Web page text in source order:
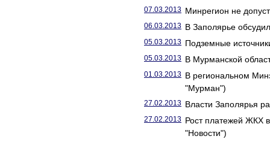
07.03.2013 Минрегион не
06.03.2013 В Заполярье
05.03.2013 Подземные
05.03.2013 В Мурманской
01.03.2013 В региональном
"Мурман")
27.02.2013 Власти Заполярья
27.02.2013 Рост платежей ЖКХ
"Новости")